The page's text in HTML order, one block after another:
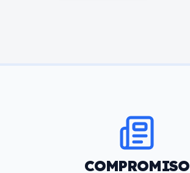
COMPROMISO